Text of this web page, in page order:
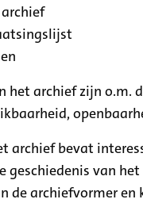
het archief zijn o.m.
archief bevat
geschiedenis van het
de archiefvormer en